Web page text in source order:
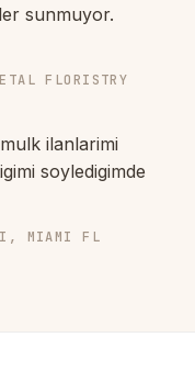
sunmuyor.
FLORISTRY
ilanlarimi
soyledigimde
MIAMI FL